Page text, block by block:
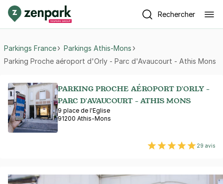
Rechercher
Parkings France
Parkings Athis-Mons
Parking Proche aéroport d'Orly - Parc d'Avaucourt - Athis Mons
PARKING PROCHE AÉROPORT D'ORLY -
PARC D'AVAUCOURT - ATHIS MONS
9 place de l'Eglise
91200 Athis-Mons
29 avis